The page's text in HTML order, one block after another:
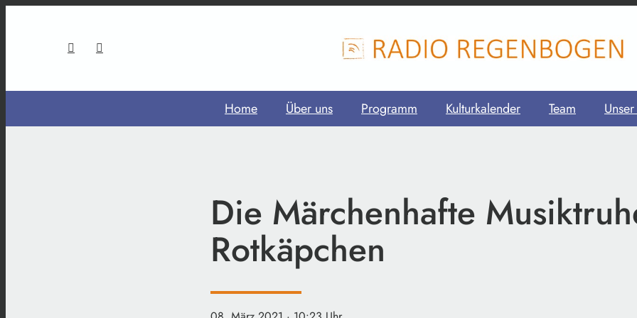
Home Über uns Programm Kulturkalender Team
Die Märchenhafte
Rotkäpchen